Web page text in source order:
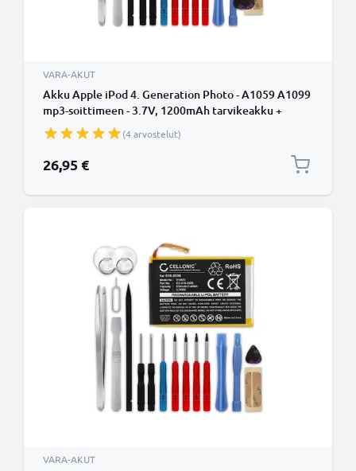
VARA-AKUT
Akku Apple iPod 4. Generation Photo - A1059 A1099
mp3-soittimeen - 3.7V, 1200mAh tarvikeakku +
Työkalu tuotemerkiltä subtel
(4 arvostelut)
26,95 €
VARA-AKUT